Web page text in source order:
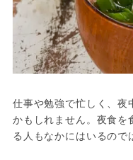
仕事や勉強で忙しく、夜
かもしれません。夜食を
る人もなかにはいるので